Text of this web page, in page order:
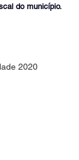
2020
do município.